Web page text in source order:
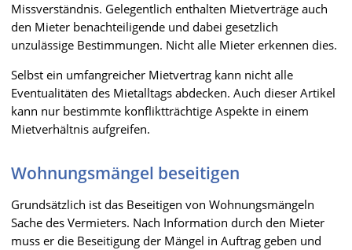
Missverständnis. Gelegentlich enthalten Mietverträge auch
den Mieter benachteiligende und dabei gesetzlich
unzulässige Bestimmungen. Nicht alle Mieter erkennen dies.
Selbst ein umfangreicher Mietvertrag kann nicht alle
Eventualitäten des Mietalltags abdecken. Auch dieser Artikel
kann nur bestimmte konfliktträchtige Aspekte in einem
Mietverhältnis aufgreifen.
Wohnungsmängel beseitigen
Grundsätzlich ist das Beseitigen von Wohnungsmängeln
Sache des Vermieters. Nach Information durch den Mieter
muss er die Beseitigung der Mängel in Auftrag geben und